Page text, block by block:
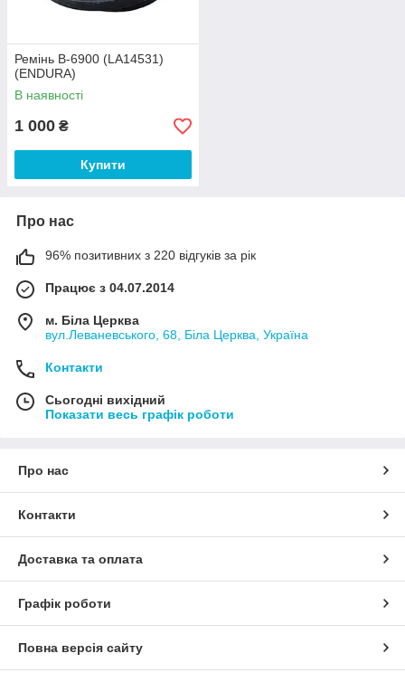
Ремінь B-6900 (LA14531)
(ENDURA)
В наявності
1 000 ₴
Купити
Про нас
96% позитивних з 220 відгуків за рік
Працює з 04.07.2014
м. Біла Церква
вул.Леваневського, 68, Біла Церква, Україна
Контакти
Сьогодні вихідний
Показати весь графік роботи
Про нас
Контакти
Доставка та оплата
Графік роботи
Повна версія сайту